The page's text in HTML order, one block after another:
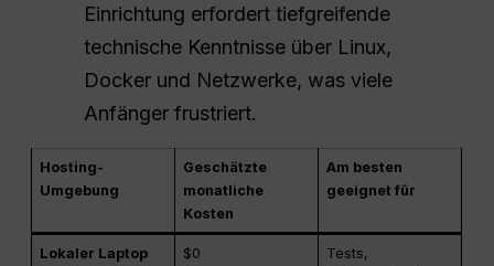
Einrichtung erfordert tiefgreifende
technische Kenntnisse über Linux,
Docker und Netzwerke, was viele
Anfänger frustriert.
Hosting-
Umgebung
Geschätzte
monatliche
Kosten
Am besten
geeignet für
Lokaler Laptop $0
Tests,